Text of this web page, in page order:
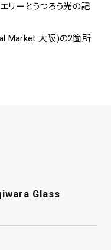
Kitchen by Spiral
リーとうつろう光の記
Market 大阪)の2箇所
Glass